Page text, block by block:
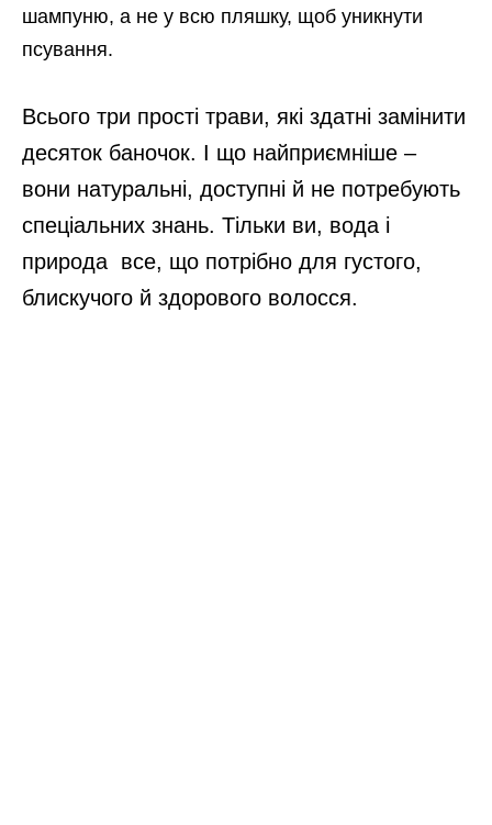
шампуню, а не у всю пляшку, щоб уникнути
псування.
Всього три прості трави, які здатні замінити
десяток баночок. І що найприємніше –
вони натуральні, доступні й не потребують
спеціальних знань. Тільки ви, вода і
природа все, що потрібно для густого,
блискучого й здорового волосся.